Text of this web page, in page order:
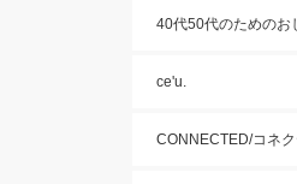
40代50代のためのお
ce'u.
CONNECTED/コネ